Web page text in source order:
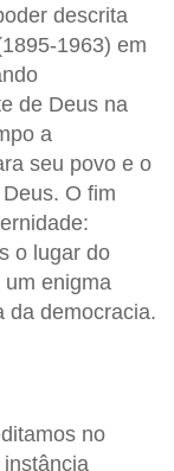
descrita
1963) em
de Deus na
a
seu povo e o
O fim
o lugar do
enigma
da democracia.
no